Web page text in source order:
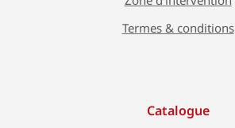
Termes & conditions
Catalogue